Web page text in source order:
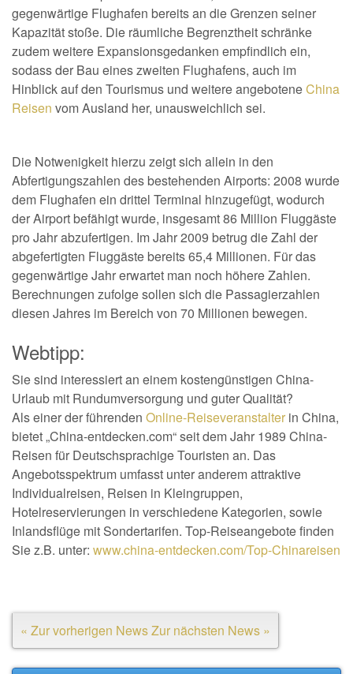
gegenwärtige Flughafen bereits an die Grenzen seiner
Kapazität stoße. Die räumliche Begrenztheit schränke
zudem weitere Expansionsgedanken empfindlich ein,
sodass der Bau eines zweiten Flughafens, auch im
Hinblick auf den Tourismus und weitere angeboteneChina
Reisen vom Ausland her, unausweichlich sei.
Die Notwenigkeit hierzu zeigt sich allein in den
Abfertigungszahlen des bestehenden Airports: 2008 wurde
dem Flughafen ein drittel Terminal hinzugefügt, wodurch
der Airport befähigt wurde, insgesamt 86 Million Fluggäste
pro Jahr abzufertigen. Im Jahr 2009 betrug die Zahl der
abgefertigten Fluggäste bereits 65,4 Millionen. Für das
gegenwärtige Jahr erwartet man noch höhere Zahlen.
Berechnungen zufolge sollen sich die Passagierzahlen
diesen Jahres im Bereich von 70 Millionen bewegen.
Webtipp:
Sie sind interessiert an einem kostengünstigen China-
Urlaub mit Rundumversorgung und guter Qualität?
Als einer der führenden Online-Reiseveranstalter in China,
bietet „China-entdecken.com“ seit dem Jahr 1989 China-
Reisen für Deutschsprachige Touristen an. Das
Angebotsspektrum umfasst unter anderem attraktive
Individualreisen, Reisen in Kleingruppen,
Hotelreservierungen in verschiedene Kategorien, sowie
Inlandsflüge mit Sondertarifen. Top-Reiseangebote finden
Sie z.B. unter: www.china-entdecken.com/Top-Chinareisen
« Zur vorherigen NewsZur nächsten News »